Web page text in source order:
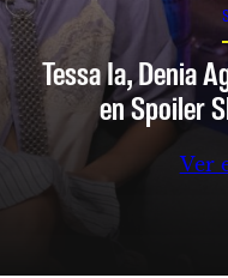
Tessa Ia, Denia
en Spoiler
Ver